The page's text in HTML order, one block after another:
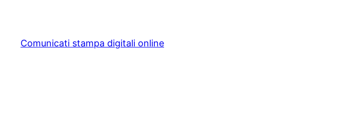
content
Comunicati stampa digitali online